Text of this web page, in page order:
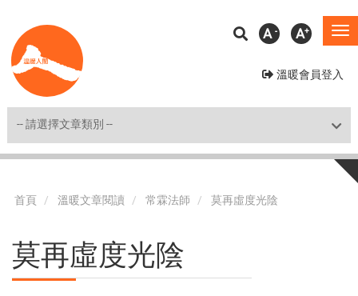
至
主
溫暖會員登入
A A
Shortcut
首頁 溫暖文章閱讀 常霖法師 莫再虛度光陰
莫再虛度光陰